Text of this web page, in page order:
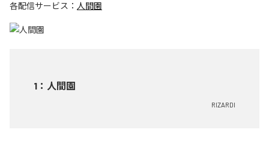
各配信サービス： 人間園
1 ： 人間園
RIZARDI